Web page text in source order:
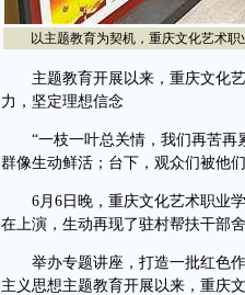
以主题教育为契机，重庆文化艺术职
主题教育开展以来，重庆文化
力，坚定理想信念
“一枝一叶总关情，我们再苦再
群像生动鲜活；台下，观众们被他
6月6日晚，重庆文化艺术职业学
在上演，生动再现了驻村帮扶干部
举办专题讲座，打造一批红色作
主义思想主题教育开展以来，重庆